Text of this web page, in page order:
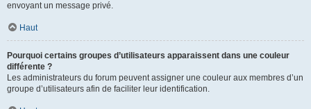
envoyant un message privé.
Haut
Pourquoi certains groupes d’utilisateurs apparaissent dans une couleur
différente ?
Les administrateurs du forum peuvent assigner une couleur aux membres d’un
groupe d’utilisateurs afin de faciliter leur identification.